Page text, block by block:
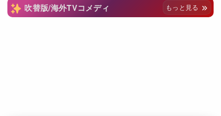
吹替版/海外TVコメディ もっと見る